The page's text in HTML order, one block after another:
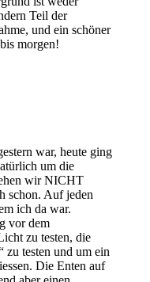
Teil der
und ein schöner
morgen!
war, heute ging
um die
wir NICHT
schon. Auf jeden
ich da war.
vor dem
zu testen, die
zu testen und um ein
Die Enten auf